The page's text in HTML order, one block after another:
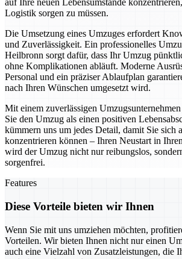
auf Ihre neuen Lebensumstände
Logistik sorgen zu müssen.
Die Umsetzung eines Umzuges erfordert
und Zuverlässigkeit. Ein professionelles
Heilbronn sorgt dafür, dass Ihr Umzug
ohne Komplikationen abläuft. Moderne
Personal und ein präziser Ablaufplan
nach Ihren Wünschen umgesetzt wird.
Mit einem zuverlässigen
Sie den Umzug als einen positiven
kümmern uns um jedes Detail, damit Sie sich
konzentrieren können – Ihren Neustart in
wird der Umzug nicht nur reibungslos,
sorgenfrei.
Features
Diese Vorteile bieten wir Ihnen
Wenn Sie mit uns umziehen möchten,
Vorteilen. Wir bieten Ihnen nicht nur einen
auch eine Vielzahl von Zusatzleistungen, die